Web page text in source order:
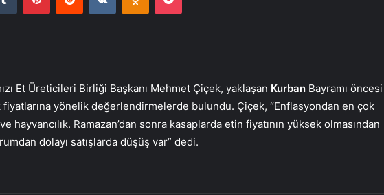
Et Üreticileri Birliği Başkanı Mehmet Çiçek, yaklaşan Kurban Bayramı öncesi
fiyatlarına yönelik değerlendirmelerde bulundu. Çiçek, “Enflasyondan en çok
hayvancılık. Ramazan’dan sonra kasaplarda etin fiyatının yüksek olmasından
dolayı satışlarda düşüş var” dedi.